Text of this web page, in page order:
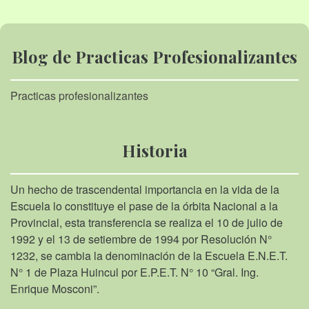
Blog de Practicas Profesionalizantes
Practicas profesionalizantes
Historia
Un hecho de trascendental importancia en la vida de la
Escuela lo constituye el pase de la órbita Nacional a la
Provincial, esta transferencia se realiza el 10 de julio de
1992 y el 13 de setiembre de 1994 por Resolución N°
1232, se cambia la denominación de la Escuela E.N.E.T.
N° 1 de Plaza Huincul por E.P.E.T. N° 10 “Gral. Ing.
Enrique Mosconi”.